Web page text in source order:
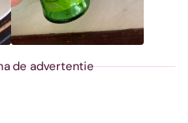
de advertentie